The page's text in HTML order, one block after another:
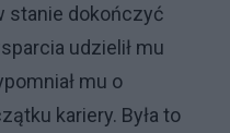
stanie dokończyć
udzielił mu
mu o
kariery. Była to